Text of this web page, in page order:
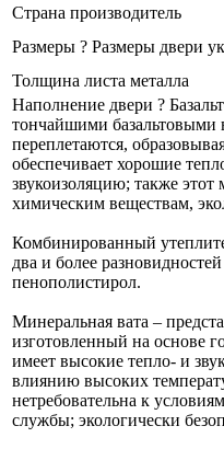
Страна производитель
Размеры ? Размеры двери
Толщина листа металла
Наполнение двери ?
тончайшими базальтовыми
переплетаются,
обеспечивает хорошие
звукоизоляцию; также
химическим веществам,
Комбинированный
два и более
пенополистирол.
Минеральная вата –
изготовленный на основе
имеет высокие тепло- и
влиянию высоких
нетребовательна к
службы; экологически